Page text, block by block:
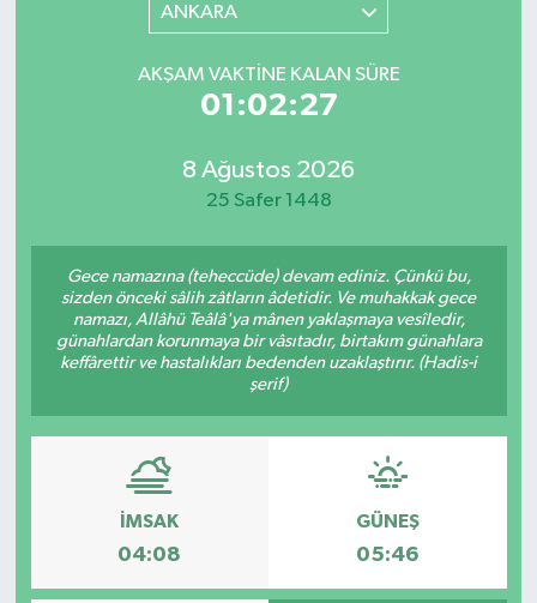
ANKARA
AKŞAM VAKTINE KALAN SÜRE
01:02:27
8 Ağustos 2026
25 Safer 1448
Gece namazına (teheccüde) devam ediniz. Çünkü bu,
sizden önceki sâlih zâtların âdetidir. Ve muhakkak gece
namazı, Allâhü Teâlâ'ya mânen yaklaşmaya vesîledir,
günahlardan korunmaya bir vâsıtadır, birtakım günahlara
keffârettir ve hastalıkları bedenden uzaklaştırır. (Hadis-i
şerif)
İMSAK
04:08
GÜNEŞ
05:46